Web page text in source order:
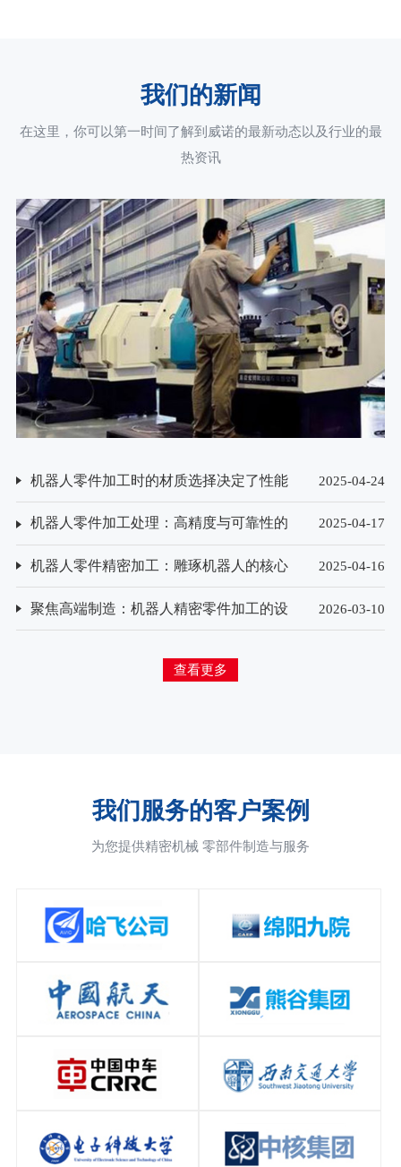
我们的新闻
在这里，你可以第一时间了解到威诺的最新动态以及行业的最
热资讯
机器人零件加工时的材质选择决定了性能
2025-04-24
机器人零件加工处理：高精度与可靠性的
2025-04-17
机器人零件精密加工：雕琢机器人的核心
2025-04-16
聚焦高端制造：机器人精密零件加工的设
2026-03-10
查看更多
我们服务的客户案例
为您提供精密机械 零部件制造与服务